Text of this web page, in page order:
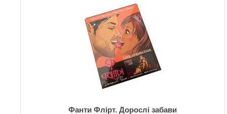
Фанти Флірт. Дорослі забави